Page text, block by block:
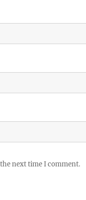
next time I comment.